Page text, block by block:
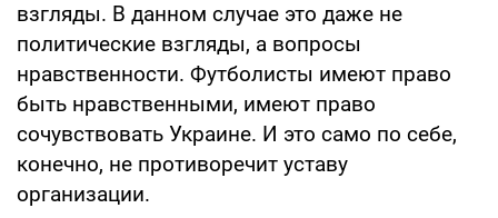
взгляды. В данном случае это даже не
политические взгляды, а вопросы
нравственности. Футболисты имеют право
быть нравственными, имеют право
сочувствовать Украине. И это само по себе,
конечно, не противоречит уставу
организации.